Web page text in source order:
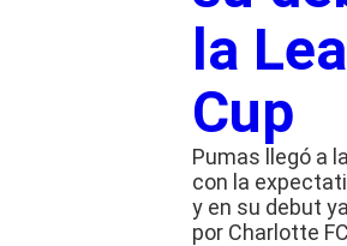
la
Cup
Pumas llegó a
con la
y en su debut
por Charlotte FC